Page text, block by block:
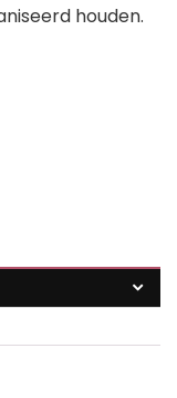
houden.